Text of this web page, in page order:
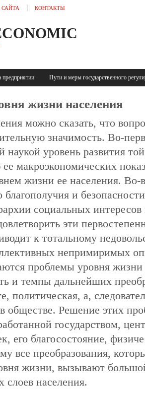
САЙТА КОНТАКТЫ
предприятии Пути и меры государственного
жизни населения
можно сказать, что
значимость. Во-
наукой уровень развития
макроэкономических
жизни ее населения. Во-
благополучия и
социальных
эти
к тотальному
непримиримых
проблемы уровня
и темпы дальнейших
политическая, а,
обществе. Решение этих
государством,
его благосостояние,
все преобразования,
жизни, вызывают
слоев населения.